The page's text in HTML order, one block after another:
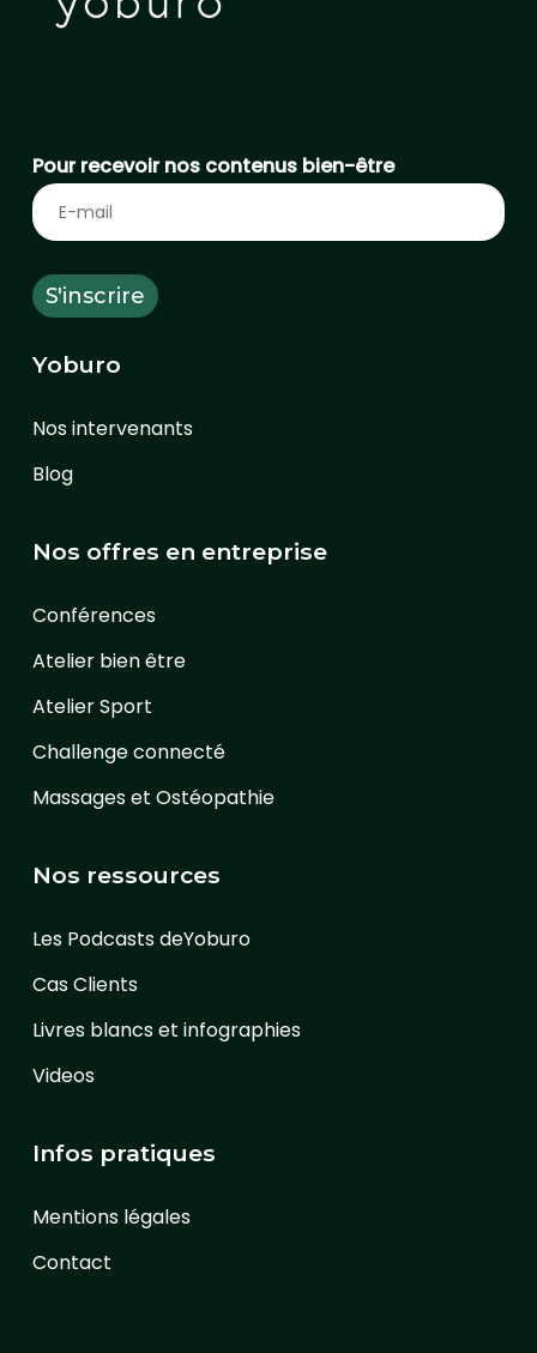
Pour recevoir nos contenus bien-être
Yoburo
Nos intervenants
Blog
Nos offres en entreprise
Conférences
Atelier bien être
Atelier Sport
Challenge connecté
Massages et Ostéopathie
Nos ressources
Les Podcasts deYoburo
Cas Clients
Livres blancs et infographies
Videos
Infos pratiques
Mentions légales
Contact